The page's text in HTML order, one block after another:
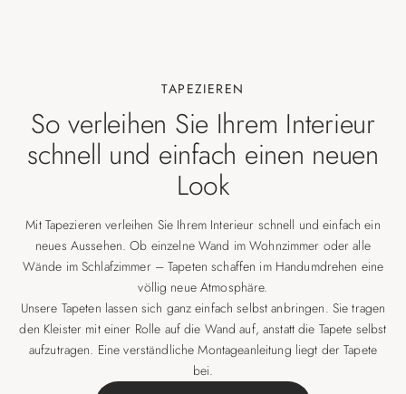
TAPEZIEREN
So verleihen Sie Ihrem Interieur
schnell und einfach einen neuen
Look
Mit Tapezieren verleihen Sie Ihrem Interieur schnell und einfach ein
neues Aussehen. Ob einzelne Wand im Wohnzimmer oder alle
Wände im Schlafzimmer – Tapeten schaffen im Handumdrehen eine
völlig neue Atmosphäre.
Unsere Tapeten lassen sich ganz einfach selbst anbringen. Sie tragen
den Kleister mit einer Rolle auf die Wand auf, anstatt die Tapete selbst
aufzutragen. Eine verständliche Montageanleitung liegt der Tapete
bei.